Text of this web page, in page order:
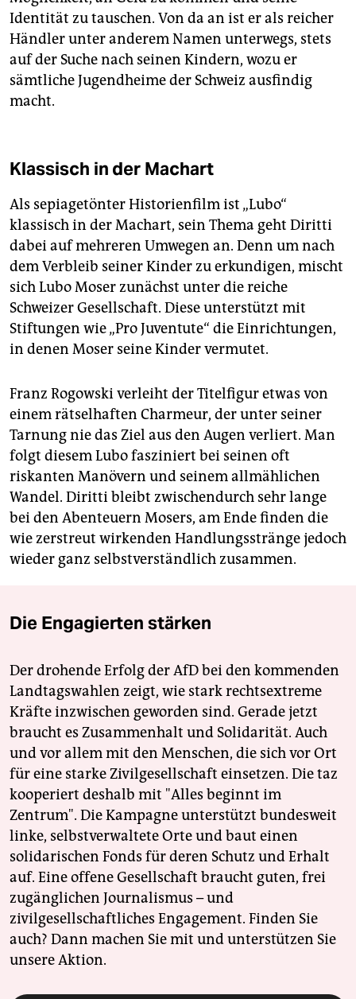
Identität zu tauschen. Von da an ist er als reicher
Händler unter anderem Namen unterwegs, stets
auf der Suche nach seinen Kindern, wozu er
sämtliche Jugendheime der Schweiz ausfindig
macht.
Klassisch in der Machart
Als sepiagetönter Historienfilm ist „Lubo“
klassisch in der Machart, sein Thema geht Diritti
dabei auf mehreren Umwegen an. Denn um nach
dem Verbleib seiner Kinder zu erkundigen, mischt
sich Lubo Moser zunächst unter die reiche
Schweizer Gesellschaft. Diese unterstützt mit
Stiftungen wie „Pro Juventute“ die Einrichtungen,
in denen Moser seine Kinder vermutet.
Franz Rogowski verleiht der Titelfigur etwas von
einem rätselhaften Charmeur, der unter seiner
Tarnung nie das Ziel aus den Augen verliert. Man
folgt diesem Lubo fasziniert bei seinen oft
riskanten Manövern und seinem allmählichen
Wandel. Diritti bleibt zwischendurch sehr lange
bei den Abenteuern Mosers, am Ende finden die
wie zerstreut wirkenden Handlungsstränge jedoch
wieder ganz selbstverständlich zusammen.
Die Engagierten stärken
Der drohende Erfolg der AfD bei den kommenden
Landtagswahlen zeigt, wie stark rechtsextreme
Kräfte inzwischen geworden sind. Gerade jetzt
braucht es Zusammenhalt und Solidarität. Auch
und vor allem mit den Menschen, die sich vor Ort
für eine starke Zivilgesellschaft einsetzen. Die taz
kooperiert deshalb mit "Alles beginnt im
Zentrum". Die Kampagne unterstützt bundesweit
linke, selbstverwaltete Orte und baut einen
solidarischen Fonds für deren Schutz und Erhalt
auf. Eine offene Gesellschaft braucht guten, frei
zugänglichen Journalismus – und
zivilgesellschaftliches Engagement. Finden Sie
auch? Dann machen Sie mit und unterstützen Sie
unsere Aktion.